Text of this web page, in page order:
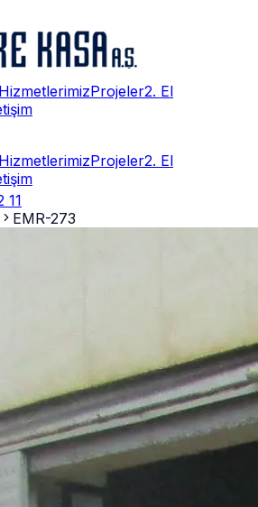
HizmetlerimizProjeler2. El
HizmetlerimizProjeler2. El
11
EMR-273